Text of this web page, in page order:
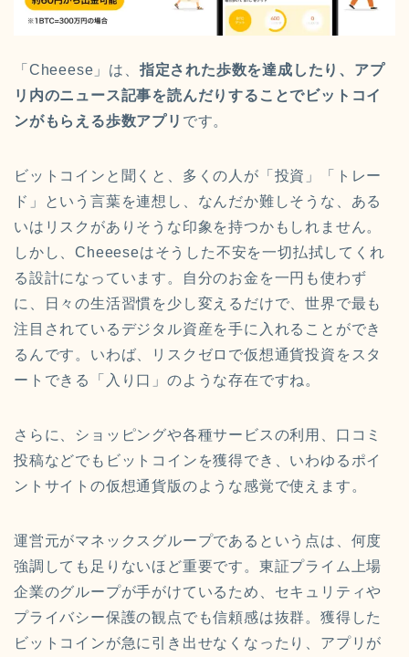
「Cheeese」は、 指定された歩数を達成したり、アプ
リ内のニュース記事を読んだりすることでビットコイ
ンがもらえる歩数アプリ です。
ビットコインと聞くと、多くの人が「投資」「トレー
ド」という言葉を連想し、なんだか難しそうな、ある
いはリスクがありそうな印象を持つかもしれません。
しかし、Cheeeseはそうした不安を一切払拭してくれ
る設計になっています。自分のお金を一円も使わず
に、日々の生活習慣を少し変えるだけで、世界で最も
注目されているデジタル資産を手に入れることができ
るんです。いわば、リスクゼロで仮想通貨投資をスタ
ートできる「入り口」のような存在ですね。
さらに、ショッピングや各種サービスの利用、口コミ
投稿などでもビットコインを獲得でき、いわゆるポイ
ントサイトの仮想通貨版のような感覚で使えます。
運営元がマネックスグループであるという点は、何度
強調しても足りないほど重要です。東証プライム上場
企業のグループが手がけているため、セキュリティや
プライバシー保護の観点でも信頼感は抜群。獲得した
ビットコインが急に引き出せなくなったり、アプリが